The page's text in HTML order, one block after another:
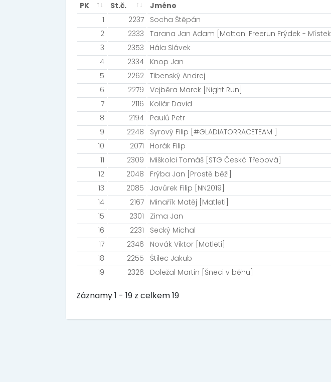
PK St.č. Jméno
1
2237 Socha Štěpán
2
2333 Tarana Jan Adam [Mattoni Freerun Frýdek - Místek]
3
2353 Hála Slávek
4
2334 Knop Jan
5
2262 Tibenský Andrej
6
2279 Vejběra Marek [Night Run]
7
2116 Kollár David
8
2194 Paulů Petr
9
2248 Syrový Filip [#GLADIATORRACETEAM ]
10
2071 Horák Filip
11
2309 Miškolci Tomáš [STG Česká Třebová]
12
2048 Frýba Jan [Prostě běž!]
13
2085 Javůrek Filip [NN2019]
14
2167 Minařík Matěj [Matleti]
15
2301 Zima Jan
16
2231 Secký Michal
17
2346 Novák Viktor [Matleti]
18
2255 Štilec Jakub
19
2326 Doležal Martin [Šneci v běhu]
Záznamy 1 - 19 z celkem 19